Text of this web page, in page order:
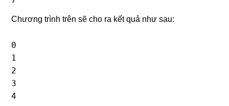
Chương trình trên sẽ cho ra kết quả như sau:
0
1
2
3
4